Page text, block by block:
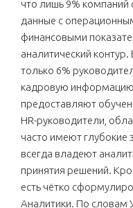
что лишь 9% компаний
данные с
финансовыми
аналитический
только 6%
кадровую
предоставляют
HR-руководители,
часто имеют глубокие
всегда владеют
принятия решений.
есть чётко
Аналитики. По словам